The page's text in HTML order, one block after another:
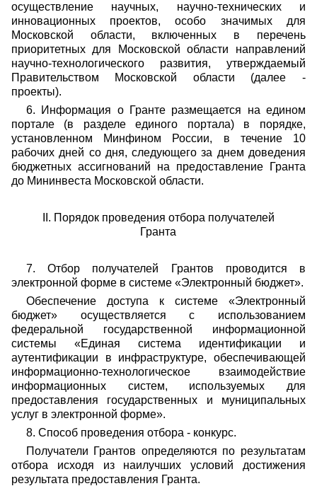
осуществление научных, научно-технических и
инновационных проектов, особо значимых для
Московской области, включенных в перечень
приоритетных для Московской области направлений
научно-технологического развития, утверждаемый
Правительством Московской области (далее -
проекты).
6. Информация о Гранте размещается на едином
портале (в разделе единого портала) в порядке,
установленном Минфином России, в течение 10
рабочих дней со дня, следующего за днем доведения
бюджетных ассигнований на предоставление Гранта
до Мининвеста Московской области.
II. Порядок проведения отбора получателей
Гранта
7. Отбор получателей Грантов проводится в
электронной форме в системе «Электронный бюджет».
Обеспечение доступа к системе «Электронный
бюджет» осуществляется с использованием
федеральной государственной информационной
системы «Единая система идентификации и
аутентификации в инфраструктуре, обеспечивающей
информационно-технологическое взаимодействие
информационных систем, используемых для
предоставления государственных и муниципальных
услуг в электронной форме».
8. Способ проведения отбора - конкурс.
Получатели Грантов определяются по результатам
отбора исходя из наилучших условий достижения
результата предоставления Гранта.